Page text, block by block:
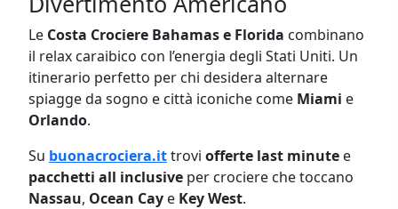
Le Costa Crociere Bahamas e Florida combinano
il relax caraibico con l’energia degli Stati Uniti. Un
itinerario perfetto per chi desidera alternare
spiagge da sogno e città iconiche come Miami e
Orlando.
Su buonacrociera.ittrovi offerte last minute e
pacchetti all inclusive per crociere che toccano
Nassau, Ocean Cay e Key West.